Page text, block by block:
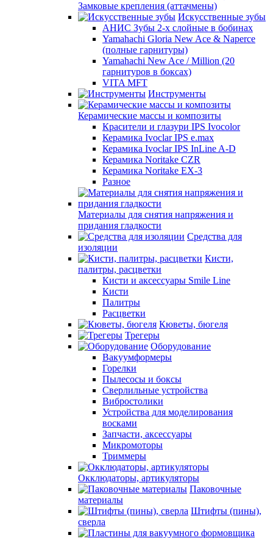
Замковые крепления (аттачмены)
Искусственные зубы
АНИС Зубы 2-х слойные в бобинах
Yamahachi Gloria New Ace & Naperce
(полные гарнитуры)
Yamahachi New Ace / Million (20
гарнитуров в боксах)
VITA MFT
Инструменты
Керамические массы и композиты
Красители и глазури IPS Ivocolor
Керамика Ivoclar IPS e.max
Керамика Ivoclar IPS InLine A-D
Керамика Noritake CZR
Керамика Noritake EX-3
Разное
Материалы для снятия напряжения и
придания гладкости
Средства для
изоляции
Кисти,
палитры, расцветки
Кисти и аксессуары Smile Line
Кисти
Палитры
Расцветки
Кюветы, бюгеля
Трегеры
Оборудование
Вакуумформеры
Горелки
Пылесосы и боксы
Сверлильные устройства
Вибростолики
Устройства для моделирования
восками
Запчасти, аксессуары
Микромоторы
Триммеры
Окклюдаторы, артикуляторы
Паковочные
материалы
Штифты (пины),
сверла